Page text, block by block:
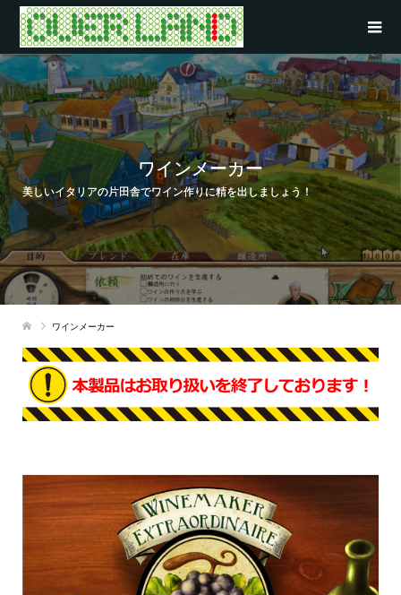
ワインメーカー
美しいイタリアの片田舎でワイン作りに精を出しましょう！
ワインメーカー